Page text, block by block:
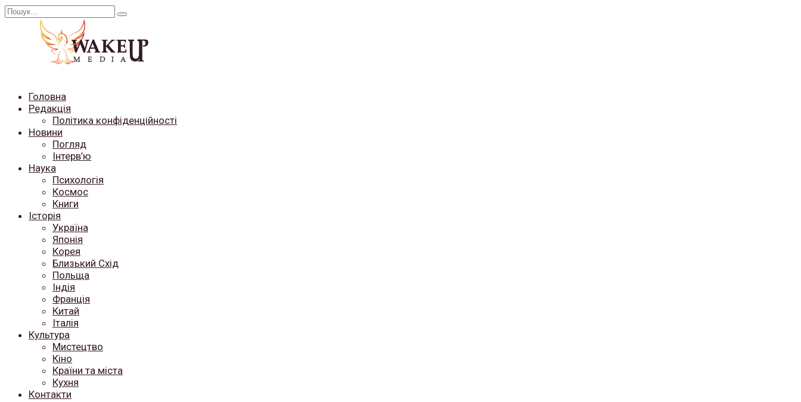
Перейти
Search
Головна
Редакція
Політика конфіденційності
Новини
Погляд
Інтерв’ю
Наука
Психологія
Космос
Книги
Історія
Україна
Японія
Корея
Близький Схід
Польща
Індія
Франція
Китай
Італія
Культура
Мистецтво
Кіно
Країни та міста
Кухня
Контакти